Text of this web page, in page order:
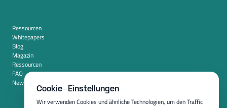
Ressourcen
Whitepapers
Blog
Magazin
Ressourcen
FAQ
Newsroom
Cookie-Einstellungen
Wir verwenden Cookies und ähnliche Technologien, um den Traffic